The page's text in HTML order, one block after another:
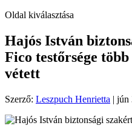
Oldal kiválasztása
Hajós István
Fico testőrsége
vétett
Szerző: Leszpuch Henrietta | jún